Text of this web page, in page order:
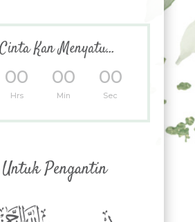
Kan Menyatu...
00
Hrs
00
Min
00
Sec
Pengantin